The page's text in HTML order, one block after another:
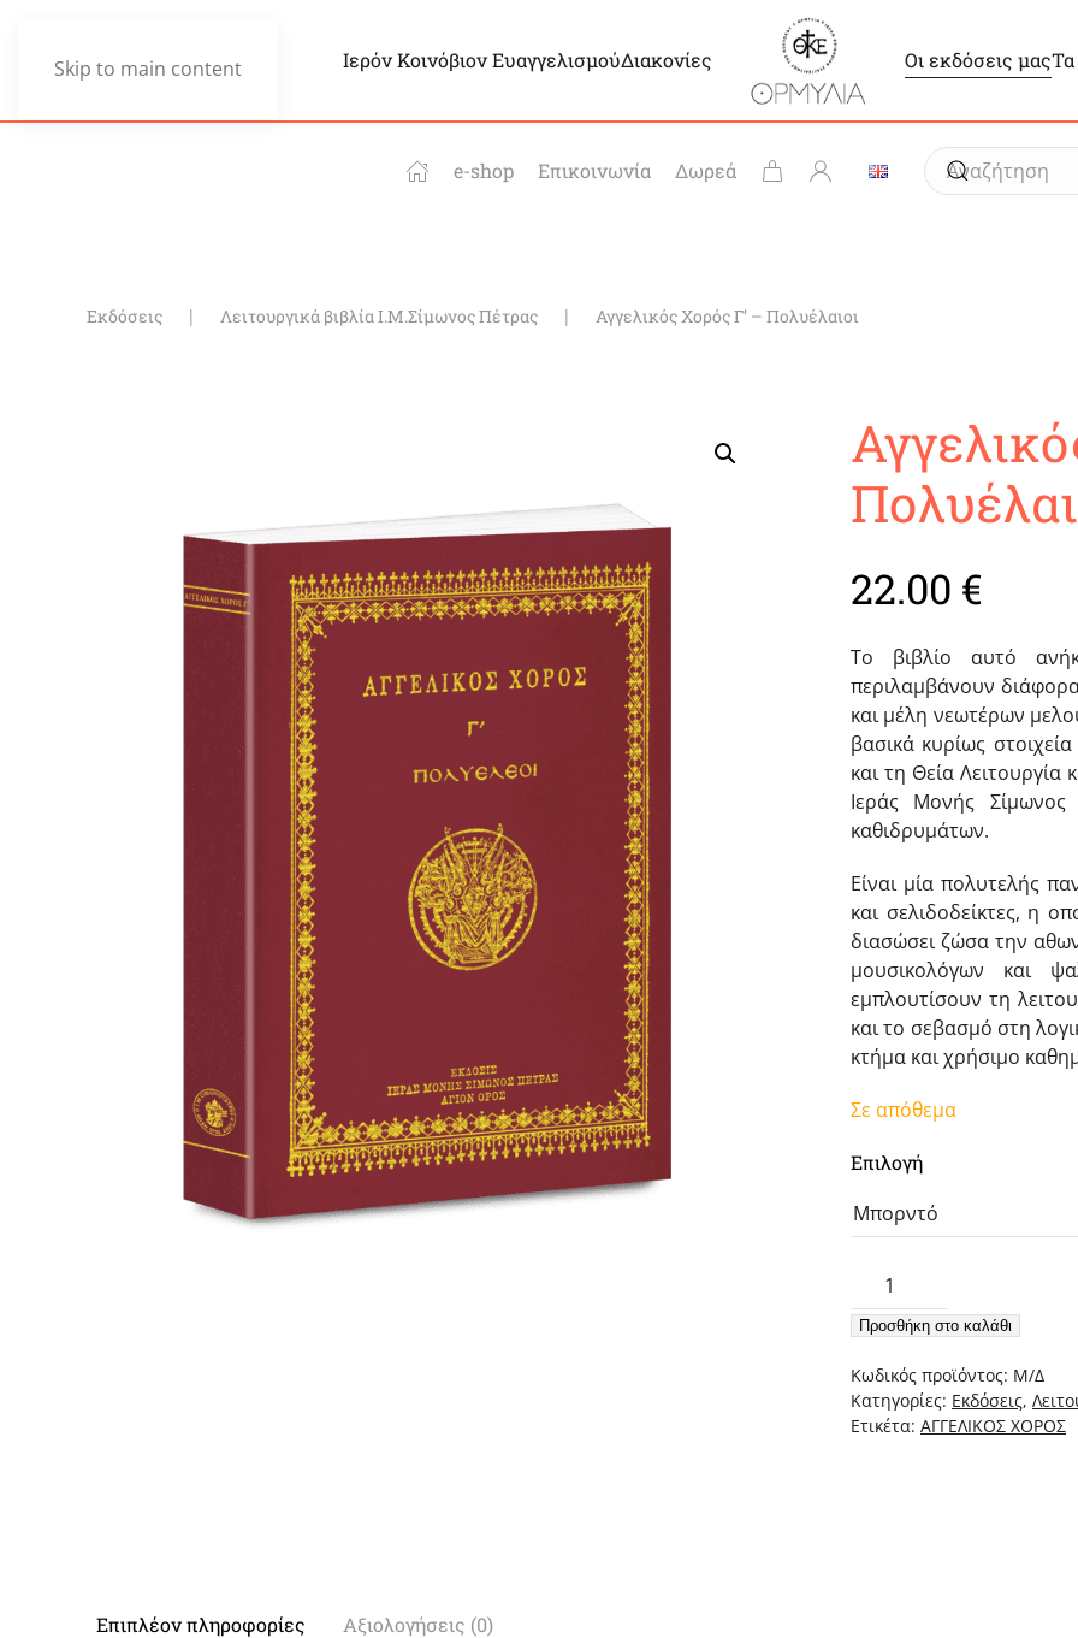
Skip to main content Ιερόν Κοινόβιον ΕυαγγελισμούΔιακονίες Οι εκδόσεις μαςΤα
e-shop Επικοινωνία Δωρεά
Εκδόσεις Λειτουργικά βιβλία Ι.Μ.Σίμωνος Πέτρας Αγγελικός Χορός Γ’ – Πολυέλαιοι
22.00 €
To βιβλίο αυτό
περιλαμβάνουν
και μέλη νεωτέρων
βασικά κυρίως
και τη Θεία
Ιεράς Mονής
καθιδρυμάτων.
Είναι μία πολυτελής
και σελιδοδείκτες, η
διασώσει ζώσα την
μουσικολόγων και
εμπλουτίσουν τη
και το σεβασμό στη
κτήμα και χρήσιμο
Σε απόθεμα
Επιλογή
Αγγελικός
Χορός
Γ'
Πολυέλαιοι
ποσότητα
Προσθήκη στο καλάθι
Κωδικός προϊόντος: Μ/Δ
Κατηγορίες: Εκδόσεις,
Ετικέτα: ΑΓΓΕΛΙΚΟΣ ΧΟΡΟΣ
Επιπλέον πληροφορίες Αξιολογήσεις (0)